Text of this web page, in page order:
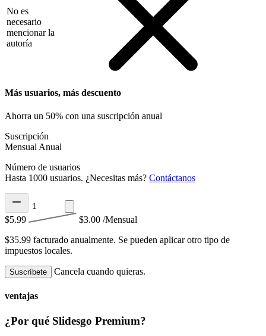
No es
necesario
mencionar la
autoría
Más usuarios, más descuento
Ahorra un 50% con una suscripción anual
Suscripción
Mensual Anual
Número de usuarios
Hasta 1000 usuarios. ¿Necesitas más? Contáctanos
$5.99 $3.00 /Mensual
$35.99 facturado anualmente. Se pueden aplicar otro tipo de
impuestos locales.
Suscríbete Cancela cuando quieras.
ventajas
¿Por qué Slidesgo Premium?